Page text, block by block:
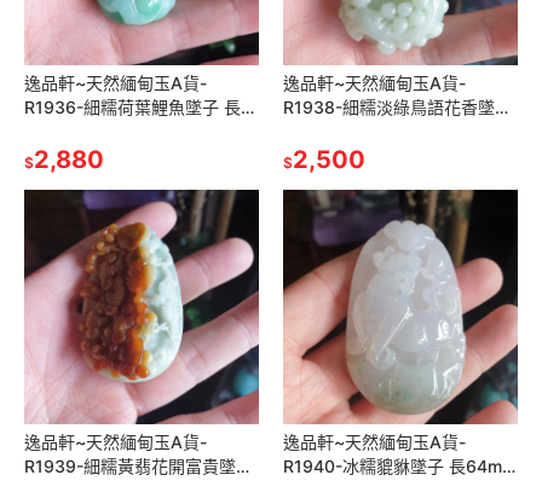
逸品軒~天然緬甸玉A貨-
R1936-細糯荷葉鯉魚墜子 長
頭好，玉質細膩。
$2,880
逸品軒~天然緬甸玉A貨-
R1938-細糯淡綠鳥語花香墜子
14.1mm 玉質細膩
$2,500
逸品軒~天然緬甸玉A貨-
R1939-細糯黃翡花開富貴墜子
逸品軒~天然緬甸玉A貨-
R1940-冰糯貔貅墜子 長64mm